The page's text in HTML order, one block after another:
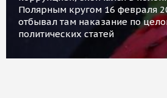
Полярным кругом 16 февраля
отбывал там наказание по
политических статей